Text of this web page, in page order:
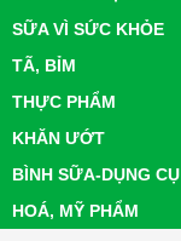
SỮA VÌ SỨC KHỎE
TÃ, BỈM
THỰC PHẨM
KHĂN ƯỚT
BÌNH SỮA-DỤNG CỤ
HOÁ, MỸ PHẨM